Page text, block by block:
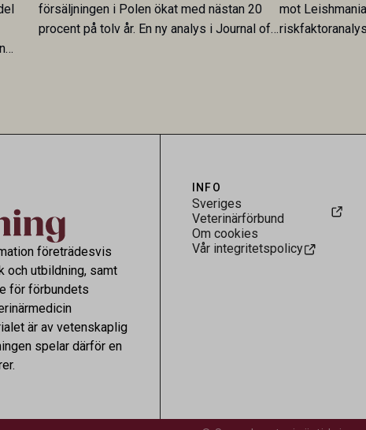
försäljningen i Polen ökat med nästan 20
procent på tolv år. En ny analys i Journal of
mot
företrädesvis
och utbildning, samt
för förbundets
är av vetenskaplig
spelar därför en
INFO
Sveriges
Veterinärförbund
Om cookies
Vår integritetspolicy